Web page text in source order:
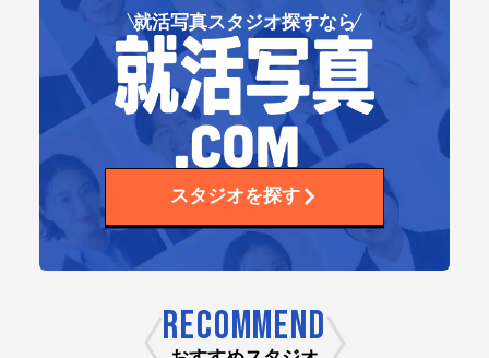
就活写真スタジオ探すなら
スタジオを探す
RECOMMEND